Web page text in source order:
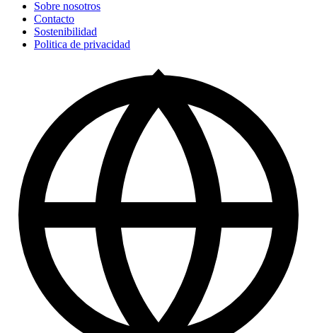
Sobre nosotros
Contacto
Sostenibilidad
Politica de privacidad